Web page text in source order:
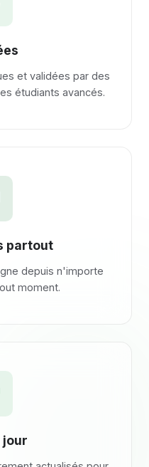
et validées par des
étudiants avancés.
partout
depuis n'importe
moment.
jour